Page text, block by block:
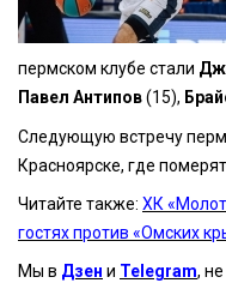
пермском клубе стали
Павел Антипов(15),
Следующую встречу
Красноярске, где
Читайте также: ХК
гостях против «Омских
Мы в Дзен и Telegram,